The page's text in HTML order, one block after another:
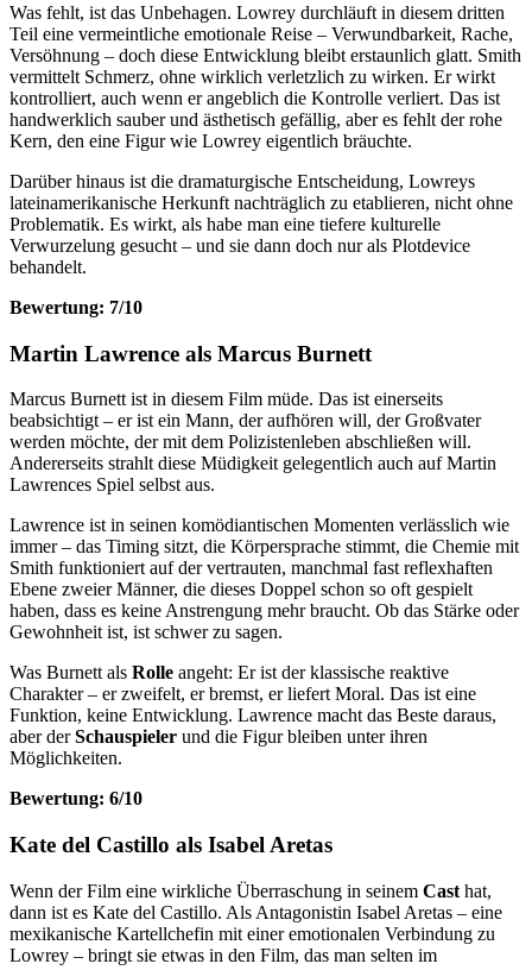
Was fehlt, ist das Unbehagen. Lowrey durchläuft in diesem dritten
Teil eine vermeintliche emotionale Reise – Verwundbarkeit, Rache,
Versöhnung – doch diese Entwicklung bleibt erstaunlich glatt. Smith
vermittelt Schmerz, ohne wirklich verletzlich zu wirken. Er wirkt
kontrolliert, auch wenn er angeblich die Kontrolle verliert. Das ist
handwerklich sauber und ästhetisch gefällig, aber es fehlt der rohe
Kern, den eine Figur wie Lowrey eigentlich bräuchte.
Darüber hinaus ist die dramaturgische Entscheidung, Lowreys
lateinamerikanische Herkunft nachträglich zu etablieren, nicht ohne
Problematik. Es wirkt, als habe man eine tiefere kulturelle
Verwurzelung gesucht – und sie dann doch nur als Plotdevice
behandelt.
Bewertung: 7/10
Martin Lawrence als Marcus Burnett
Marcus Burnett ist in diesem Film müde. Das ist einerseits
beabsichtigt – er ist ein Mann, der aufhören will, der Großvater
werden möchte, der mit dem Polizistenleben abschließen will.
Andererseits strahlt diese Müdigkeit gelegentlich auch auf Martin
Lawrences Spiel selbst aus.
Lawrence ist in seinen komödiantischen Momenten verlässlich wie
immer – das Timing sitzt, die Körpersprache stimmt, die Chemie mit
Smith funktioniert auf der vertrauten, manchmal fast reflexhaften
Ebene zweier Männer, die dieses Doppel schon so oft gespielt
haben, dass es keine Anstrengung mehr braucht. Ob das Stärke oder
Gewohnheit ist, ist schwer zu sagen.
Was Burnett als Rolle angeht: Er ist der klassische reaktive
Charakter – er zweifelt, er bremst, er liefert Moral. Das ist eine
Funktion, keine Entwicklung. Lawrence macht das Beste daraus,
aber derSchauspieler und die Figur bleiben unter ihren
Möglichkeiten.
Bewertung: 6/10
Kate del Castillo als Isabel Aretas
Wenn der Film eine wirkliche Überraschung in seinem Cast hat,
dann ist es Kate del Castillo. Als Antagonistin Isabel Aretas – eine
mexikanische Kartellchefin mit einer emotionalen Verbindung zu
Lowrey – bringt sie etwas in den Film, das man selten im